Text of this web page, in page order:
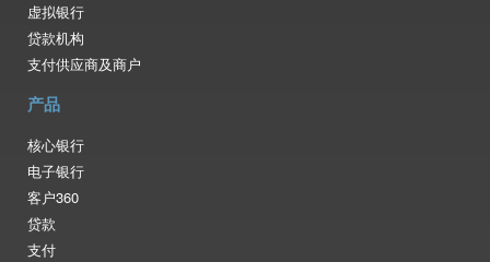
虚拟银行
贷款机构
支付供应商及商户
产品
核心银行
电子银行
客户360
贷款
支付